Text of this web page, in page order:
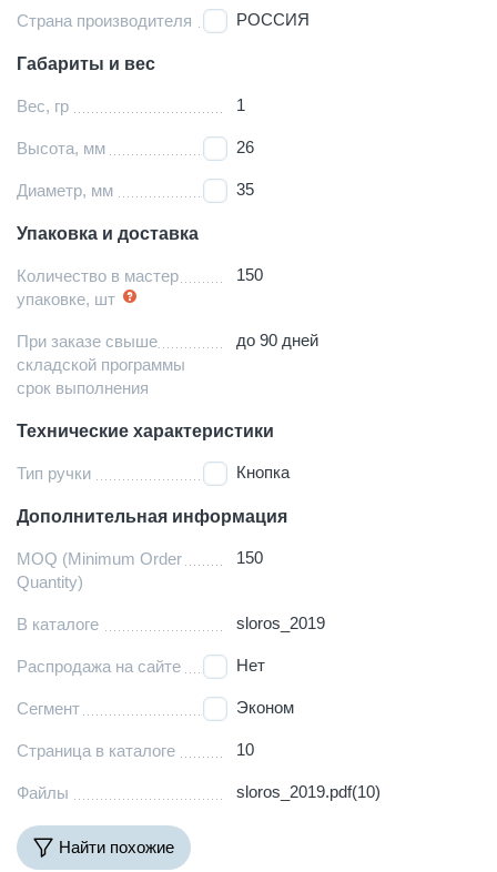
Страна производителя РОССИЯ
Габариты и вес
Вес, гр 1
Высота, мм 26
Диаметр, мм 35
Упаковка и доставка
Количество в мастер
упаковке, шт
150
При заказе свыше
складской программы
срок выполнения
до 90 дней
Технические характеристики
Тип ручки Кнопка
Дополнительная информация
MOQ (Minimum Order
Quantity)
150
В каталоге sloros_2019
Распродажа на сайте Нет
Сегмент Эконом
Страница в каталоге 10
Файлы sloros_2019.pdf(10)
Найти похожие